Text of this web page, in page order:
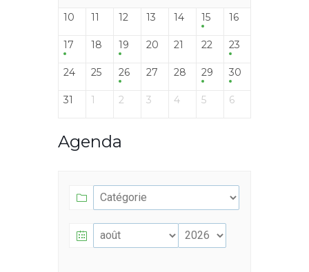
10 11 12 13 14 15 16
17 18 19 20 21 22 23
24 25 26 27 28 29 30
31 1 2 3 4 5 6
Agenda